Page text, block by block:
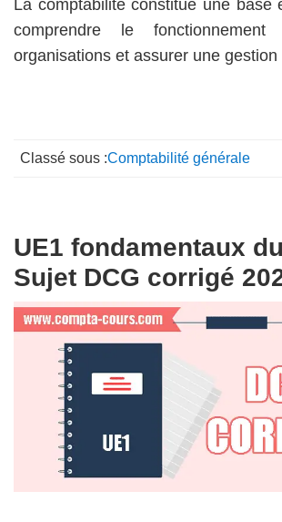
La comptabilité constitue une base
comprendre le
organisations et assurer une gestion
Classé sous :Comptabilité générale
UE1 fondamentaux
Sujet DCG corrigé